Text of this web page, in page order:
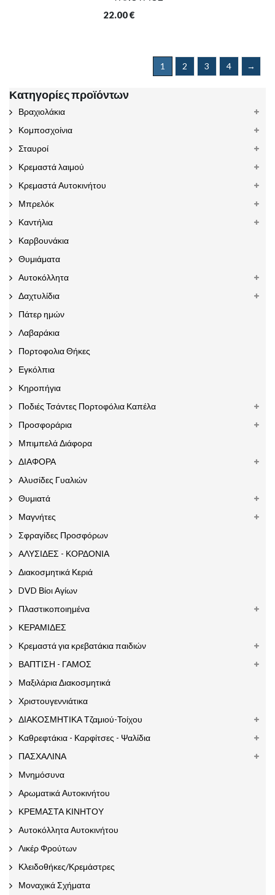
22.00€
1 2 3 4 →
Κατηγορίες προϊόντων
Βραχιολάκια
Κομποσχοίνια
Σταυροί
Κρεμαστά λαιμού
Κρεμαστά Αυτοκινήτου
Μπρελόκ
Καντήλια
Καρβουνάκια
Θυμιάματα
Αυτοκόλλητα
Δαχτυλίδια
Πάτερ ημών
Λαβαράκια
Πορτοφολια Θήκες
Εγκόλπια
Κηροπήγια
Ποδιές Τσάντες Πορτοφόλια Καπέλα
Προσφοράρια
Μπιμπελά Διάφορα
ΔΙΑΦΟΡΑ
Αλυσίδες Γυαλιών
Θυμιατά
Μαγνήτες
Σφραγίδες Προσφόρων
ΑΛΥΣΙΔΕΣ - ΚΟΡΔΟΝΙΑ
Διακοσμητικά Κεριά
DVD Βίοι Αγίων
Πλαστικοποιημένα
ΚΕΡΑΜΙΔΕΣ
Κρεμαστά για κρεβατάκια παιδιών
ΒΑΠΤΙΣΗ - ΓΑΜΟΣ
Μαξιλάρια Διακοσμητικά
Χριστουγεννιάτικα
ΔΙΑΚΟΣΜΗΤΙΚΑ Τζαμιού-Τοίχου
Καθρεφτάκια - Καρφίτσες - Ψαλίδια
ΠΑΣΧΑΛΙΝΑ
Μνημόσυνα
Αρωματικά Αυτοκινήτου
ΚΡΕΜΑΣΤΑ ΚΙΝΗΤΟΥ
Αυτοκόλλητα Αυτοκινήτου
Λικέρ Φρούτων
Κλειδοθήκες/Κρεμάστρες
Μοναχικά Σχήματα